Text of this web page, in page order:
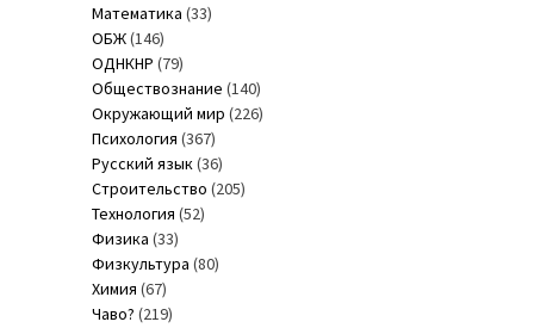
Математика (33)
ОБЖ(146)
ОДНКНР (79)
Обществознание (140)
Окружающий мир (226)
Психология (367)
Русский язык(36)
Строительство (205)
Технология (52)
Физика (33)
Физкультура (80)
Химия (67)
Чаво? (219)